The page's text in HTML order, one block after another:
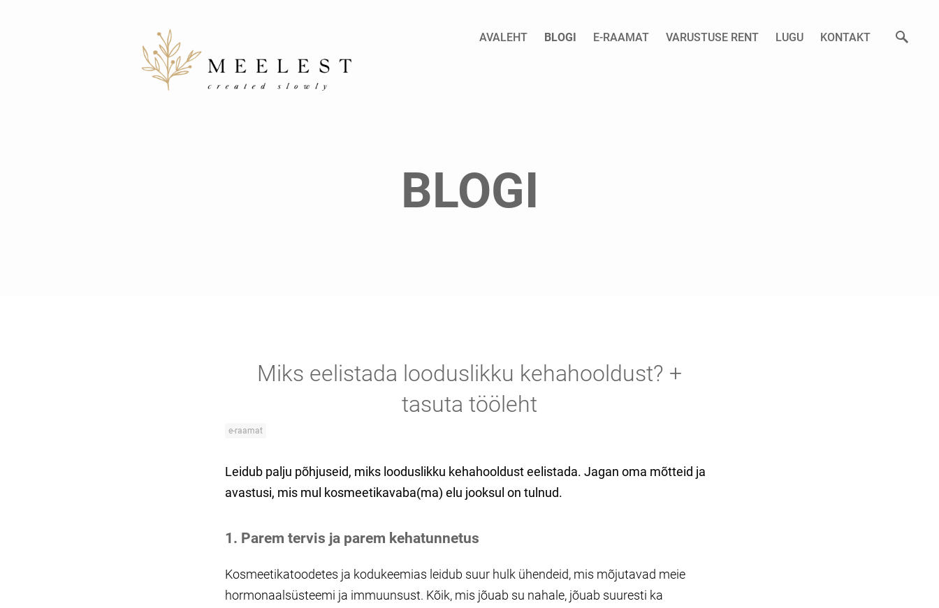
AVALEHT BLOGI E-RAAMAT VARUSTUSE RENT LUGU KONTAKT
BLOGI
Miks eelistada looduslikku kehahooldust? +
tasuta tööleht
e-raamat
Leidub palju põhjuseid, miks looduslikku kehahooldust eelistada. Jagan oma mõtteid ja
avastusi, mis mul kosmeetikavaba(ma) elu jooksul on tulnud.
1. Parem tervis ja parem kehatunnetus
Kosmeetikatoodetes ja kodukeemias leidub suur hulk ühendeid, mis mõjutavad meie
hormonaalsüsteemi ja immuunsust. Kõik, mis jõuab su nahale, jõuab suuresti ka